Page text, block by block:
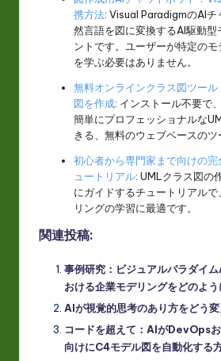
携方法: Visual ParadigmのAIチ
然言語を図に変換するAI駆動型
ントです。ユーザーが特定の
を学ぶ必要はありません。
無料オンラインクラス図ツー
図を作成: インストール不要で
簡単にプロフェッショナルな
きる、無料のウェブベースのツ
初心者から専門家まで向けの
ュートリアル: UMLクラス図の
にガイドするチュートリアル
リングの学習に最適です。
関連投稿:
事例研究：ビジュアルパラダイ
おける企業モデリングをどのよ
AIが視覚的思考のあり方をどう
コードを超えて：AIがDevOps
向けにC4モデル図を自動化する